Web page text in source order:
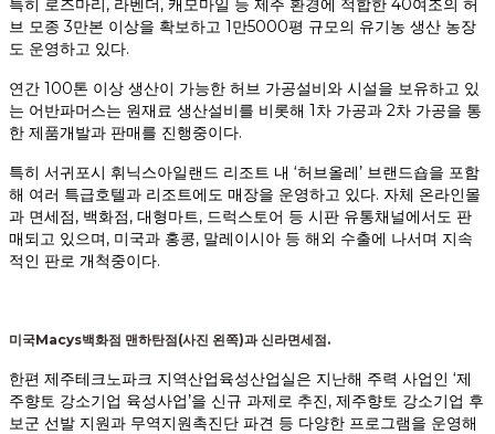
특히 로즈마리, 라벤더, 캐모마일 등 제주 환경에 적합한 40여조의 허
브 모종 3만본 이상을 확보하고 1만5000평 규모의 유기농 생산 농장
도 운영하고 있다.
연간 100톤 이상 생산이 가능한 허브 가공설비와 시설을 보유하고 있
는 어반파머스는 원재료 생산설비를 비롯해 1차 가공과 2차 가공을 통
한 제품개발과 판매를 진행중이다.
특히 서귀포시 휘닉스아일랜드 리조트 내 ‘허브올레’ 브랜드숍을 포함
해 여러 특급호텔과 리조트에도 매장을 운영하고 있다. 자체 온라인몰
과 면세점, 백화점, 대형마트, 드럭스토어 등 시판 유통채널에서도 판
매되고 있으며, 미국과 홍콩, 말레이시아 등 해외 수출에 나서며 지속
적인 판로 개척중이다.
미국Macys백화점 맨하탄점(사진 왼쪽)과 신라면세점.
한편 제주테크노파크 지역산업육성산업실은 지난해 주력 사업인 ‘제
주향토 강소기업 육성사업’을 신규 과제로 추진, 제주향토 강소기업 후
보군 선발 지원과 무역지원촉진단 파견 등 다양한 프로그램을 운영해